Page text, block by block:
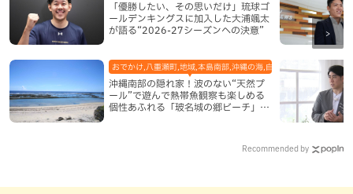
「優勝したい、その思いだけ」琉球ゴ
ールデンキングスに加入した大浦颯太
が語る“2026-27シーズンへの決意”
沖縄南部の隠れ家！波のない“天然プ
ール”で遊んで熱帯魚観察も楽しめる
個性あふれる「玻名城の郷ビーチ」
おでかけ,八重瀬町,地域,本島南部,沖縄の海,自然
Recommended by